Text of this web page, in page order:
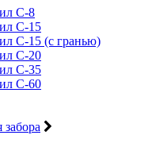
С-8
С-15
С-15 (с гранью)
С-20
С-35
С-60